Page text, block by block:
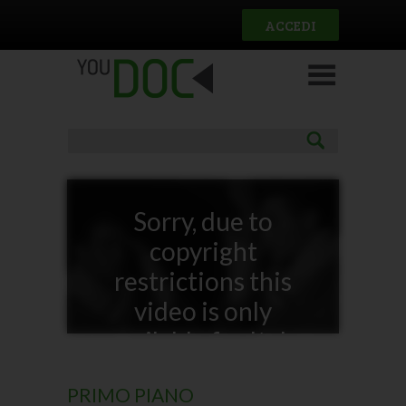
ACCEDI
Sorry, due to
copyright
restrictions this
video is only
available for Italy
PRIMO PIANO